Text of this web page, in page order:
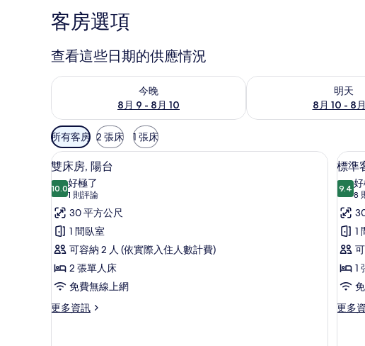
客房選項
查看這些日期的供應情況
今晚
8月 9 - 8月 10
查看今晚 (8月 9 - 8月 10) 的供應情況
明天
8月 10 - 8月
查看明天 (8月 10 - 8月
可
用
的
客
房
篩
選
條
件
所有客房 2 張床 1 張床
顯
示
雙
床
房,
陽
台
的
所
雙床房, 陽台 | 客房內保險箱、書桌、免費
15
雙床房, 陽台
10.010.0 分，滿分 10 分
好極了
1 則評論
(1
則
評
論)
30 平方公尺
1 間臥室
可容納 2 人 (依實際入住人數計費)
2 張單人床
免費無線上網
更多資訊
更
顯
示
標
準
客
房
的
所
14
標準
9.4
9.48
(8
則
評
1
1
更多
更